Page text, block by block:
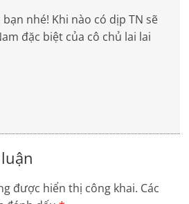
nhé! Khi nào có dịp TN sẽ
đặc biệt của cô chủ lai lai
được hiển thị công khai. Các